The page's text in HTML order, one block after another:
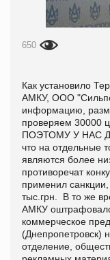
650
Как установило
АМКУ, ООО
информацию,
проверяем 30000
ПОЭТОМУ У НАС
что на отдельные
являются более
противоречат
применил
тыс.грн. В то же
АМКУ
коммерческое
(Днепропетровск)
отделение,